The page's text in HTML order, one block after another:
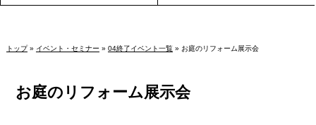
トップ» イベント・セミナー » 04終了イベント一覧» お庭のリフォーム展示会
お庭のリフォーム展示会